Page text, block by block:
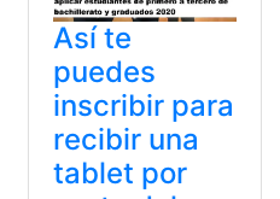
Así te
puedes
inscribir para
recibir una
tablet por